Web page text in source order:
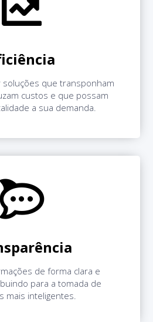
soluções que transponham
custos e que possam
a sua demanda.
de forma clara e
para a tomada de
mais inteligentes.